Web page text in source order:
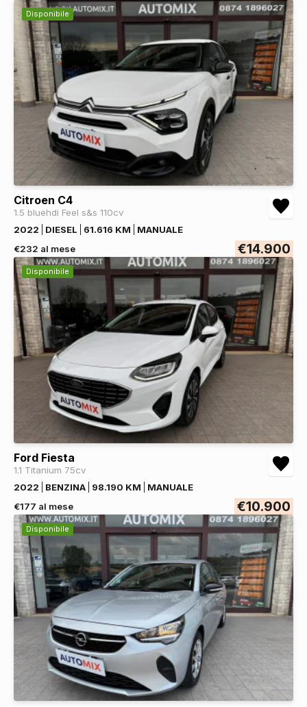
Disponibile
Citroen C4
1.5 bluehdi Feel s&s 110cv
2022
DIESEL 61.616 KM
MANUALE
€232 al mese
€14.900
Disponibile
Ford Fiesta
1.1 Titanium 75cv
2022
BENZINA 98.190 KM
MANUALE
€177 al mese
€10.900
Disponibile